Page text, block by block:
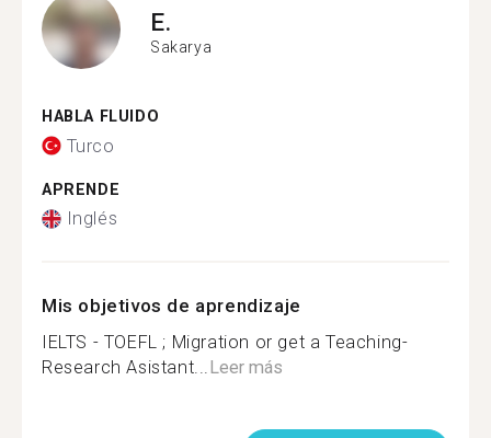
E.
Sakarya
HABLA FLUIDO
Turco
APRENDE
Inglés
Mis objetivos de aprendizaje
IELTS - TOEFL ; Migration or get a Teaching-
Research Asistant...Leer más